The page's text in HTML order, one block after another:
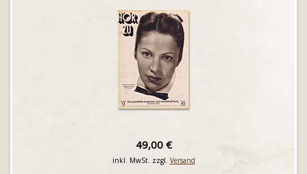
49,00 €
inkl. MwSt. zzgl. Versand